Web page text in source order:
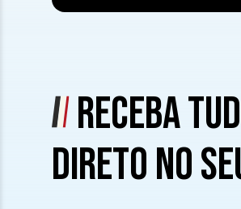
RECEBA
DIRETO NO